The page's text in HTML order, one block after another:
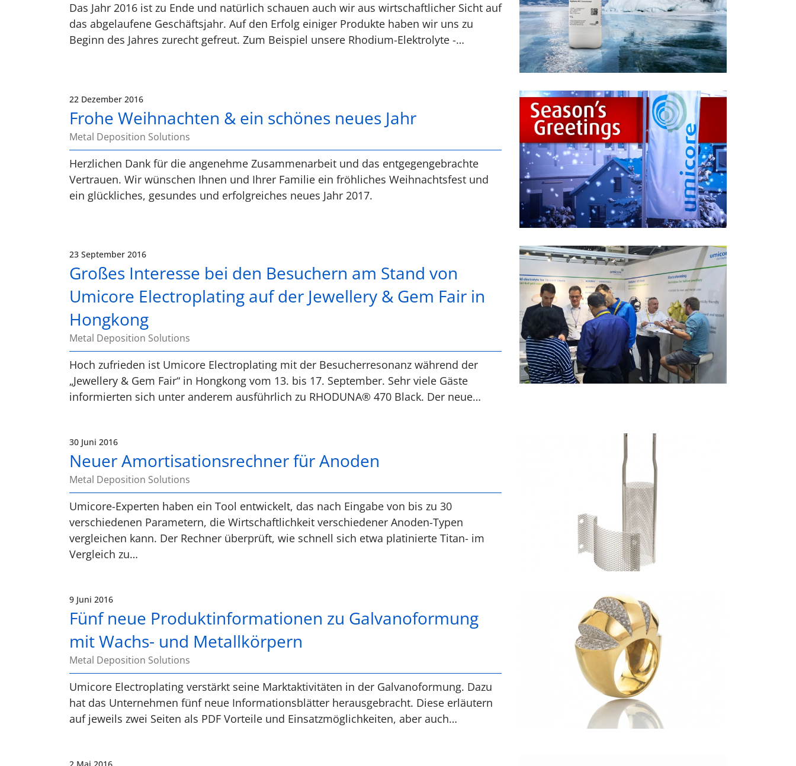
Das Jahr 2016 ist zu Ende und natürlich schauen auch wir aus wirtschaftlicher Sicht auf
das abgelaufene Geschäftsjahr. Auf den Erfolg einiger Produkte haben wir uns zu
Beginn des Jahres zurecht gefreut. Zum Beispiel unsere Rhodium-Elektrolyte -…
22 Dezember 2016
Frohe Weihnachten & ein schönes neues Jahr
Metal Deposition Solutions
Herzlichen Dank für die angenehme Zusammenarbeit und das entgegengebrachte
Vertrauen. Wir wünschen Ihnen und Ihrer Familie ein fröhliches Weihnachtsfest und
ein glückliches, gesundes und erfolgreiches neues Jahr 2017.
23 September 2016
Großes Interesse bei den Besuchern am Stand von
Umicore Electroplating auf der Jewellery & Gem Fair in
Hongkong
Metal Deposition Solutions
Hoch zufrieden ist Umicore Electroplating mit der Besucherresonanz während der
„Jewellery & Gem Fair“ in Hongkong vom 13. bis 17. September. Sehr viele Gäste
informierten sich unter anderem ausführlich zu RHODUNA® 470 Black. Der neue…
30 Juni 2016
Neuer Amortisationsrechner für Anoden
Metal Deposition Solutions
Umicore-Experten haben ein Tool entwickelt, das nach Eingabe von bis zu 30
verschiedenen Parametern, die Wirtschaftlichkeit verschiedener Anoden-Typen
vergleichen kann. Der Rechner überprüft, wie schnell sich etwa platinierte Titan- im
Vergleich zu…
9 Juni 2016
Fünf neue Produktinformationen zu Galvanoformung
mit Wachs- und Metallkörpern
Metal Deposition Solutions
Umicore Electroplating verstärkt seine Marktaktivitäten in der Galvanoformung. Dazu
hat das Unternehmen fünf neue Informationsblätter herausgebracht. Diese erläutern
auf jeweils zwei Seiten als PDF Vorteile und Einsatzmöglichkeiten, aber auch…